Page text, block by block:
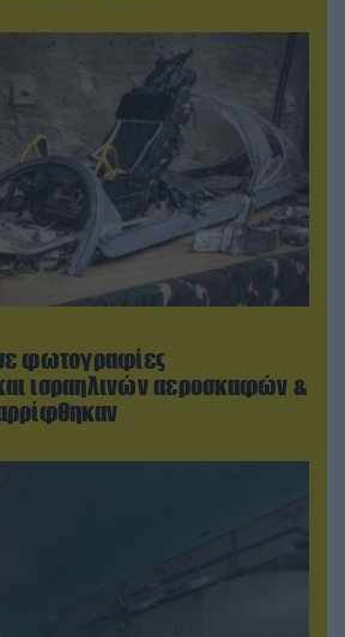
φωτογραφίες
ισραηλινών αεροσκαφών &